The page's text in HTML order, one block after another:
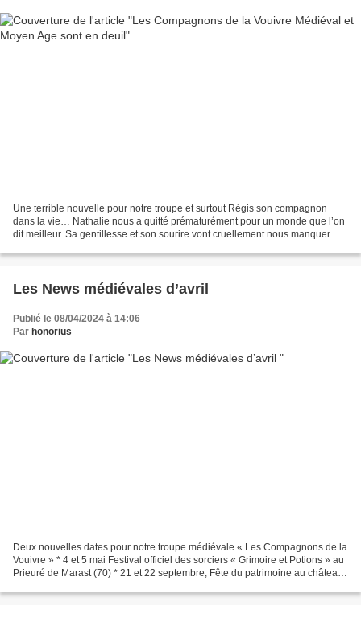
Une terrible nouvelle pour notre troupe et surtout Régis son compagnon
dans la vie… Nathalie nous a quitté prématurément pour un monde que l’on
dit meilleur. Sa gentillesse et son sourire vont cruellement nous manquer…
Les News médiévales d’avril
Publié le 08/04/2024 à 14:06
Par honorius
Deux nouvelles dates pour notre troupe médiévale « Les Compagnons de la
Vouivre » * 4 et 5 mai Festival officiel des sorciers « Grimoire et Potions » au
Prieuré de Marast (70) * 21 et 22 septembre, Fête du patrimoine au château